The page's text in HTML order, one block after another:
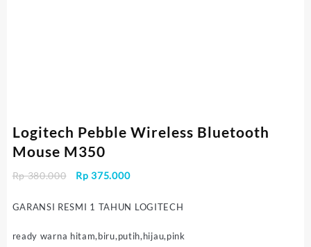
Logitech Pebble Wireless Bluetooth
Mouse M350
Rp380.000
Harga
adalah:
Rp 375.000Harga
ini
Rp 375.000.
GARANSI RESMI 1 TAHUN LOGITECH
ready warna hitam,biru,putih,hijau,pink